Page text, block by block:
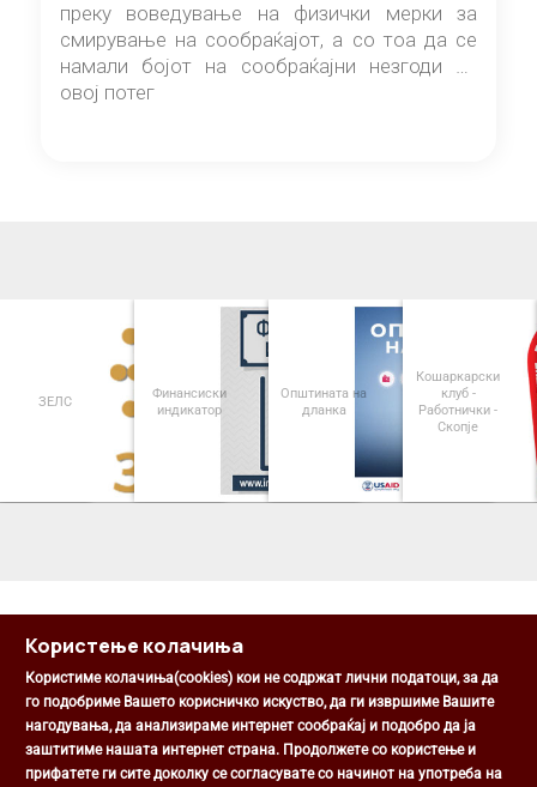
преку воведување на физички мерки за
смирување на сообраќајот, а со тоа да се
намали бојот на сообраќајни незгоди на
овој потег
ЗЕЛС
Финансиски
индикатор
Општината на
дланка
Кошаркарски
клуб -
Работнички -
Скопје
Општина Центар
Михаил Цоков бр. 1, Скопје
Користење колачиња
Користиме колачиња(cookies) кои не содржат лични податоци, за да
го подобриме Вашето корисничко искуство, да ги извршиме Вашите
нагодувања, да анализираме интернет сообраќај и подобро да ја
заштитиме нашата интернет страна. Продолжете со користење и
прифатете ги сите доколку се согласувате со начинот на употреба на